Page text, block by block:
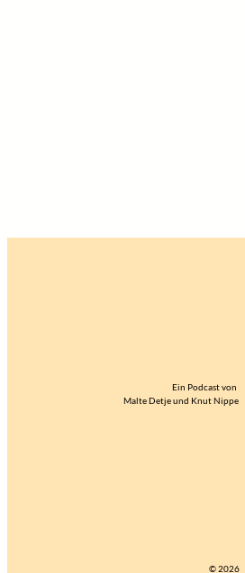
Ein Podcast von
Malte Detje und Knut Nippe
© 2026